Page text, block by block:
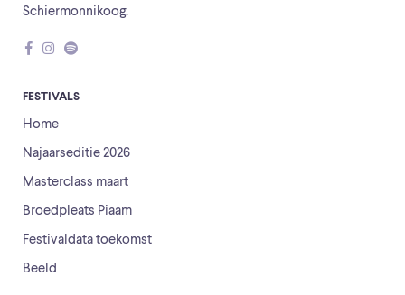
Schiermonnikoog.
FESTIVALS
Home
Najaarseditie 2026
Masterclass maart
Broedpleats Piaam
Festivaldata toekomst
Beeld